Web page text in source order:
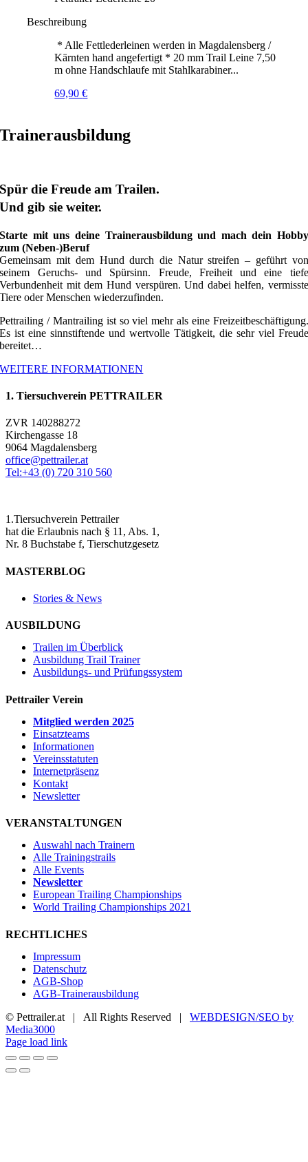
Beschreibung
* Alle Fettlederleinen werden in Magdalensberg /
Kärnten hand angefertigt * 20 mm Trail Leine 7,50
m ohne Handschlaufe mit Stahlkarabiner...
69,90€
Trainerausbildung
Spür die Freude am Trailen.
Und gib sie weiter.
Starte mit uns deine Trainerausbildung und mach dein Hobby
zum (Neben-)Beruf
Gemeinsam mit dem Hund durch die Natur streifen – geführt von
seinem Geruchs- und Spürsinn. Freude, Freiheit und eine tiefe
Verbundenheit mit dem Hund verspüren. Und dabei helfen, vermisste
Tiere oder Menschen wiederzufinden.
Pettrailing / Mantrailing ist so viel mehr als eine Freizeitbeschäftigung.
Es ist eine sinnstiftende und wertvolle Tätigkeit, die sehr viel Freude
bereitet…
WEITERE INFORMATIONEN
1. Tiersuchverein PETTRAILER
ZVR 140288272
Kirchengasse 18
9064 Magdalensberg
office@pettrailer.at
Tel:+43 (0) 720 310 560
1.Tiersuchverein Pettrailer
hat die Erlaubnis nach § 11, Abs. 1,
Nr. 8 Buchstabe f, Tierschutzgesetz
MASTERBLOG
Stories & News
AUSBILDUNG
Trailen im Überblick
Ausbildung Trail Trainer
Ausbildungs- und Prüfungssystem
Pettrailer Verein
Mitglied werden 2025
Einsatzteams
Informationen
Vereinsstatuten
Internetpräsenz
Kontakt
Newsletter
VERANSTALTUNGEN
Auswahl nach Trainern
Alle Trainingstrails
Alle Events
Newsletter
European Trailing Championships
World Trailing Championships 2021
RECHTLICHES
Impressum
Datenschutz
AGB-Shop
AGB-Trainerausbildung
© Pettrailer.at | All Rights Reserved | WEBDESIGN/SEO by
Media3000
Facebook
X
YouTube
Instagram
Page load link